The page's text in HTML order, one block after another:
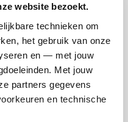
website bezoekt.
technieken om
het gebruik van onze
en — met jouw
Met jouw
partners gegevens
en technische